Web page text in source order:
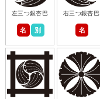
左三つ銀杏巴
名 別
右三つ銀杏巴
名